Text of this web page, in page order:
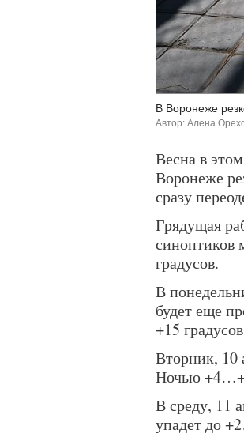
В Воронеже
Автор: Алена
Весна в
Воронеже
сразу
Грядущая
синоптиков
градусов.
В
будет еще
+15
Вторник, 10
Ночью
В среду, 11
упадет до